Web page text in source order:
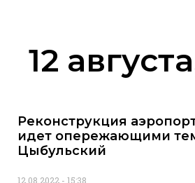
12
Реконструкция
идет опережающими
Цыбульский
12.08.2022 15:38